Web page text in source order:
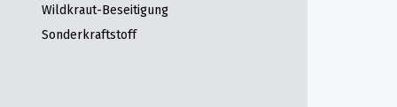
Wildkraut-Beseitigung
Sonderkraftstoff